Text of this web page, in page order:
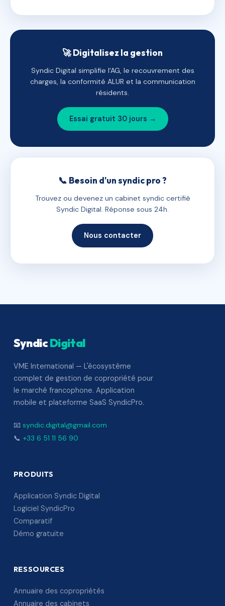
🚀 Digitalisez la gestion
Syndic Digital simplifie l'AG, le recouvrement des
charges, la conformité ALUR et la communication
résidents.
Essai gratuit 30 jours →
📞 Besoin d'un syndic pro ?
Trouvez ou devenez un cabinet syndic certifié
Syndic Digital. Réponse sous 24h.
Nous contacter
SyndicDigital
VME International — L'écosystème
complet de gestion de copropriété pour
le marché francophone. Application
mobile et plateforme SaaS SyndicPro.
📧 syndic.digital@gmail.com
📞 +33 6 51 11 56 90
PRODUITS
Application Syndic Digital
Logiciel SyndicPro
Comparatif
Démo gratuite
RESSOURCES
Annuaire des copropriétés
Annuaire des cabinets